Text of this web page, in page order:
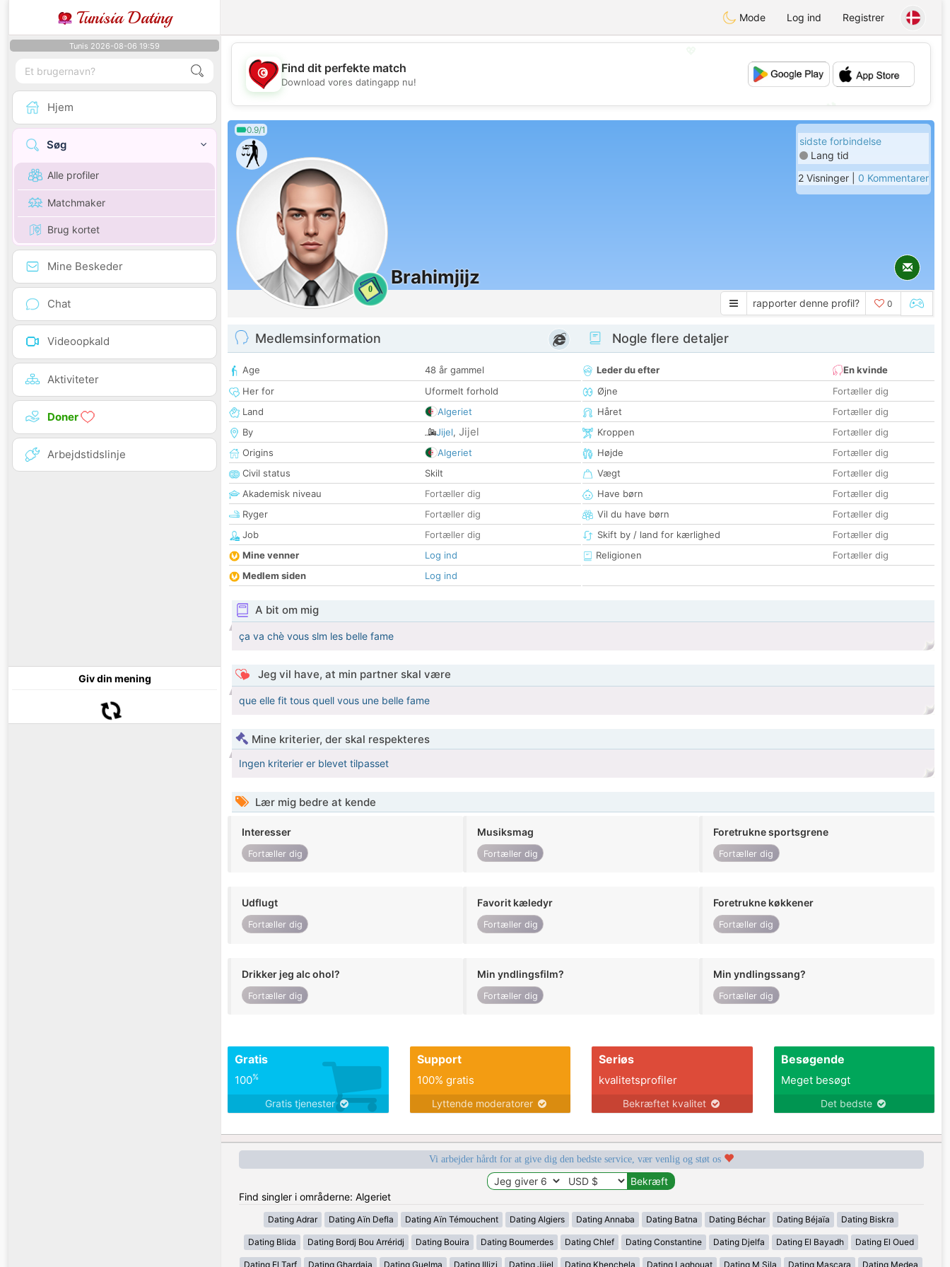
Tunisia Dating Mode Log ind Registrer
Tunis 2026-08-06 19:59
Hjem
Søg
Alle profiler
Matchmaker
Brug kortet
Mine Beskeder
Chat
Videoopkald
Aktiviteter
Doner
Arbejdstidslinje
Giv din mening
💖
Find dit perfekte match
Download vores datingapp nu!
0.9/1
0
Brahimjijz
sidste forbindelse
Lang tid
2 Visninger | 0 Kommentarer
rapporter denne profil? 0
Medlemsinformation
Age
48 år gammel
Her for
Uformelt forhold
Land
Algeriet
By
Jijel, Jijel
Origins
Algeriet
Civil status
Skilt
Akademisk niveau
Fortæller dig
Ryger
Fortæller dig
Job
Fortæller dig
Mine venner
Log ind
Medlem siden
Log ind
Nogle flere detaljer
Leder du efter
En kvinde
Øjne
Fortæller dig
Håret
Fortæller dig
Kroppen
Fortæller dig
Højde
Fortæller dig
Vægt
Fortæller dig
Have børn
Fortæller dig
Vil du have børn
Fortæller dig
Skift by / land for kærlighed
Fortæller dig
Religionen
Fortæller dig
A bit om mig
ça va chè vous slm les belle fame
Jeg vil have, at min partner skal være
que elle fit tous quell vous une belle fame
Mine kriterier, der skal respekteres
Ingen kriterier er blevet tilpasset
Lær mig bedre at kende
Interesser
Fortæller dig
Musiksmag
Fortæller dig
Foretrukne sportsgrene
Fortæller dig
Udflugt
Fortæller dig
Favorit kæledyr
Fortæller dig
Foretrukne køkkener
Fortæller dig
Drikker jeg alc ohol?
Fortæller dig
Min yndlingsfilm?
Fortæller dig
Min yndlingssang?
Fortæller dig
Gratis
100%
Gratis tjenester
Support
100% gratis
Lyttende moderatorer
Seriøs
kvalitetsprofiler
Bekræftet kvalitet
Besøgende
Meget besøgt
Det bedste
Vi arbejder hårdt for at give dig den bedste service, vær venlig og støt os
Find singler i områderne: Algeriet
Dating Adrar Dating Aïn Defla Dating Aïn Témouchent Dating Algiers Dating Annaba Dating Batna Dating Béchar Dating Béjaïa Dating Biskra
Dating Blida Dating Bordj Bou Arréridj Dating Bouira Dating Boumerdes Dating Chlef Dating Constantine Dating Djelfa Dating El Bayadh Dating El Oued
Dating El Tarf Dating Ghardaia Dating Guelma Dating Illizi Dating Jijel Dating Khenchela Dating Laghouat Dating M Sila Dating Mascara Dating Medea